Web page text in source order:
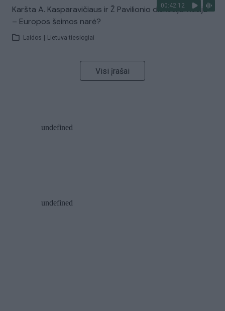
00:42:12
Karšta A. Kasparavičiaus ir Ž Pavilionio diskusija: Rusija
– Europos šeimos narė?
Laidos Lietuva tiesiogiai
Visi įrašai